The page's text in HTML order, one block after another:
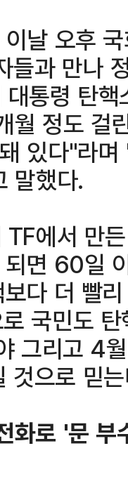
날 오후
들과 만나
통령 탄
월 정도 걸
있다"라
말했다.
TF에서 만
되면 60일
다 더 빨
국민도
그리고 4
것으로 믿
로 '문 부